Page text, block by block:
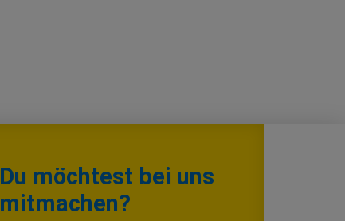
Du möchtest bei uns
mitmachen?